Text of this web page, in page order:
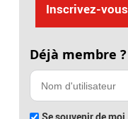
Inscrivez-vous
Déjà membre ?